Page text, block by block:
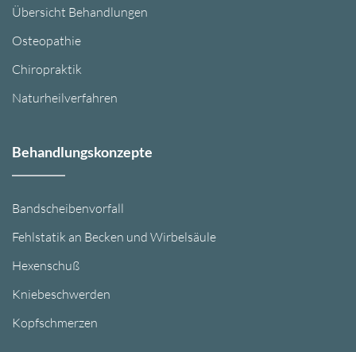
Übersicht Behandlungen
Osteopathie
Chiropraktik
Naturheilverfahren
Behandlungskonzepte
Bandscheibenvorfall
Fehlstatik an Becken und Wirbelsäule
Hexenschuß
Kniebeschwerden
Kopfschmerzen